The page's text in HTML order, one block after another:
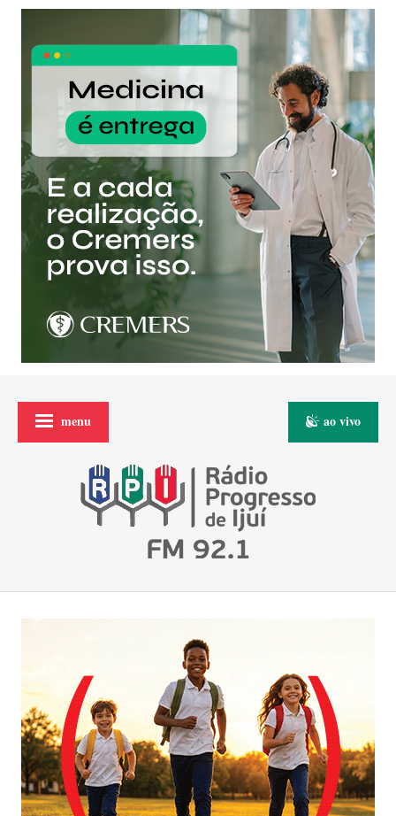
menu ao vivo